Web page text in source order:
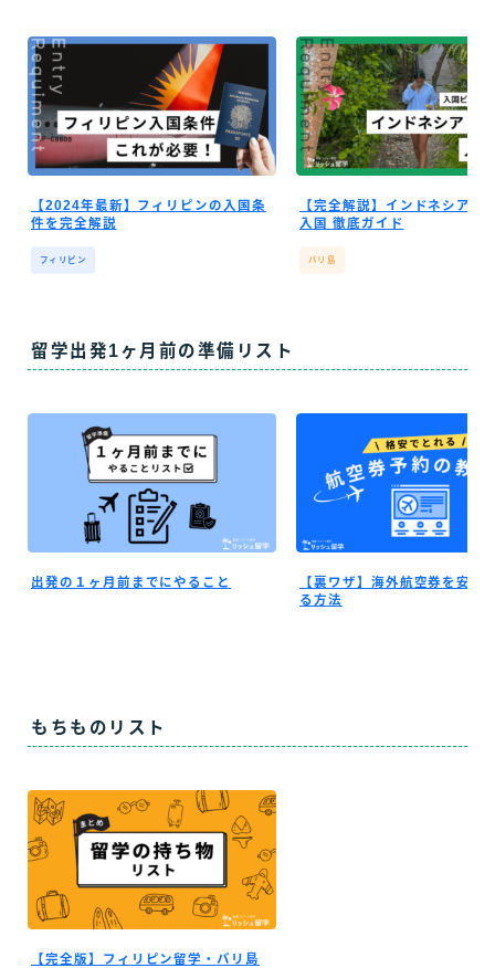
【2024年最新】フィリピンの入国条
件を完全解説
フィリピン
【完全解説】インドネシア・
入国 徹底ガイド
バリ島
留学出発1ヶ月前の準備リスト
出発の１ヶ月前までにやること
【裏ワザ】海外航空券を安く
る方法
もちものリスト
【完全版】フィリピン留学・バリ島